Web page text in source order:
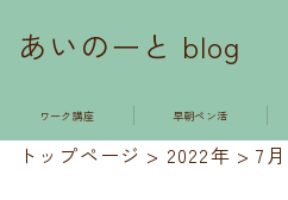
あいのーと blog
ワーク講座 早朝ペン活
トップページ > 2022年 >7月